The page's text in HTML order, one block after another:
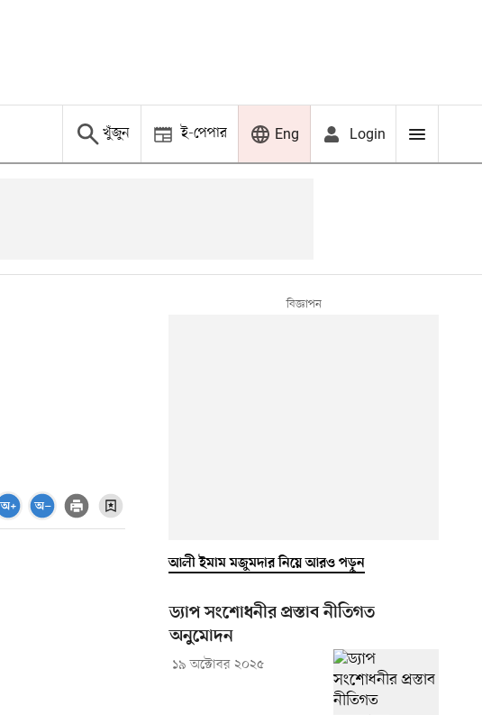
খুঁজুন ই-পেপার Eng Login
আলী ইমাম মজুমদার নিয়ে আরও পড়ুন
ড্যাপ সংশোধনীর প্রস্তাব নীতিগত
অনুমোদন
১৯ অক্টোবর ২০২৫